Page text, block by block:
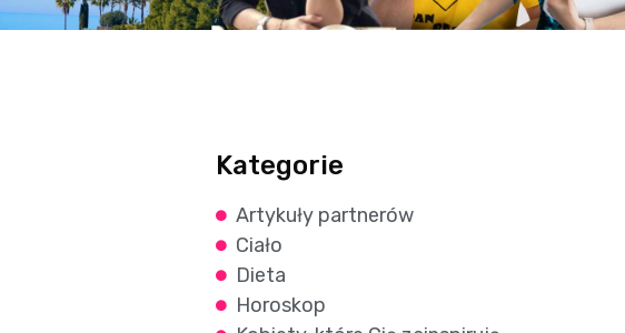
Kategorie
Artykuły partnerów
Ciało
Dieta
Horoskop